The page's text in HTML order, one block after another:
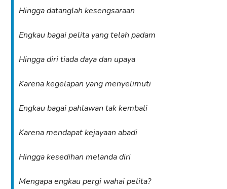
Hingga datanglah kesengsaraan
Engkau bagai pelita yang telah padam
Hingga diri tiada daya dan upaya
Karena kegelapan yang menyelimuti
Engkau bagai pahlawan tak kembali
Karena mendapat kejayaan abadi
Hingga kesedihan melanda diri
Mengapa engkau pergi wahai pelita?